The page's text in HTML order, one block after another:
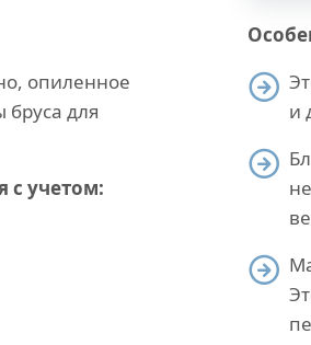
опиленное
для
с учетом:
и